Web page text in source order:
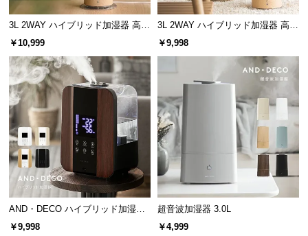
ブ
ロ
グ
業
情
報
3L 2WAY ハイブリッド加湿器 高さ
調整可能 木目調
￥10,999
3L 2WAY ハイブリッド加湿器 高さ
調整可能
￥9,998
AND・DECO ハイブリッド加湿器
ステンレス振動子モデル 木目調
￥9,998
超音波加湿器 3.0L
￥4,999